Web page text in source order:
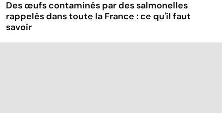
Des œufs contaminés par des salmonelles
rappelés dans toute la France : ce qu'il faut
savoir